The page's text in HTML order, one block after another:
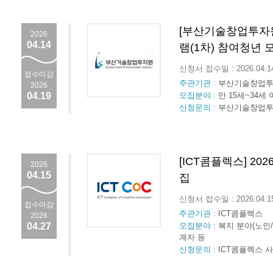
2026
04.14
접수마감
2026
04.19
[부산기술창업투
램(1차) 참여청년
신청서 접수일 :
주관기관 : 부산기술창업
모집분야 : 만 15세~34세
신청문의 : 부산기술창업
2026
04.15
접수마감
2026
04.27
[ICT콤플렉스]
집
신청서 접수일 :
주관기관 : ICT콤플렉스
모집분야 : 복지 분야(노
계자 등
신청문의 : ICT콤플렉스